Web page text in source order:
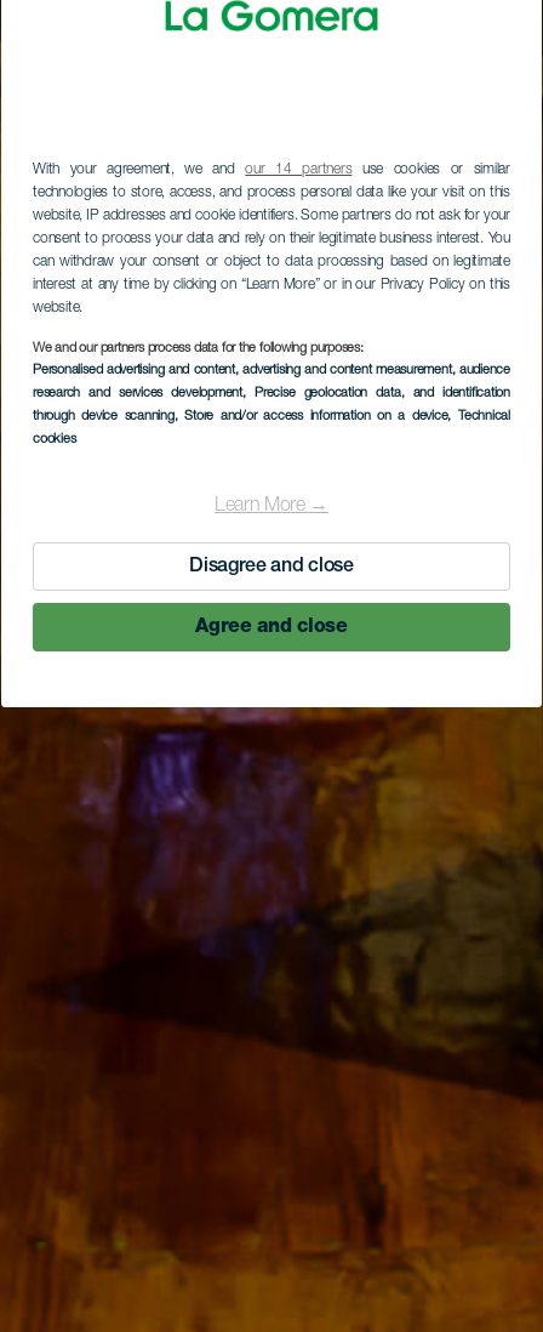
With your agreement, we andour 14 partnersuse cookies or similar
technologies to store, access, and process personal data like your visit on this
website, IP addresses and cookie identifiers. Some partners do not ask for your
consent to process your data and rely on their legitimate business interest. You
can withdraw your consent or object to data processing based on legitimate
interest at any time by clicking on “Learn More” or in our Privacy Policy on this
website.
We and our partners process data for the following purposes:
Personalised advertising and content, advertising and content measurement, audience
research and services development, Precise geolocation data, and identification
through device scanning, Store and/or access information on a device, Technical
cookies
Learn More →
Disagree and close
Agree and close